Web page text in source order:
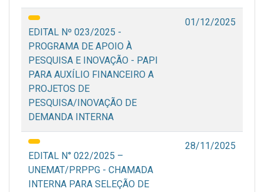
EDITAL Nº 023/2025 -
PROGRAMA DE APOIO À
PESQUISA E INOVAÇÃO - PAPI
PARA AUXÍLIO FINANCEIRO A
PROJETOS DE
PESQUISA/INOVAÇÃO DE
DEMANDA INTERNA
01/12/2025
EDITAL N° 022/2025 –
UNEMAT/PRPPG - CHAMADA
INTERNA PARA SELEÇÃO DE
28/11/2025